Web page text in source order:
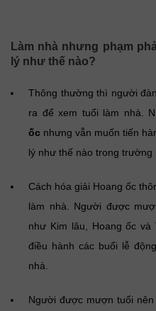
Làm nhà nhưng phạm
lý như thế nào?
Thông thường thì người
ra để xem tuổi làm nhà.
ốc nhưng vẫn muốn tiến
lý như thế nào trong trường
Cách hóa giải Hoang ốc
làm nhà. Người được
như Kim lâu, Hoang ốc
điều hành các buổi lễ
nhà.
Người được mượn tuổi